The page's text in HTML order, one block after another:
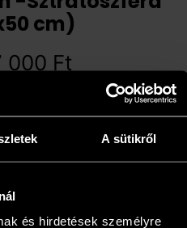
A sütikről
és hirdetések személyre
cm)
000 Ft